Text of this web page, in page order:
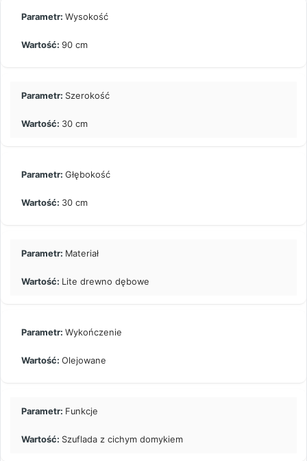
Wysokość
90 cm
Szerokość
30 cm
Głębokość
30 cm
Materiał
Lite drewno dębowe
Wykończenie
Olejowane
Funkcje
Szuflada z cichym domykiem